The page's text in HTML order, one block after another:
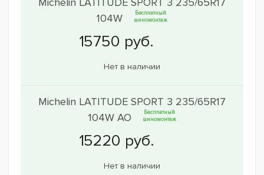
104W
Бесплатный
шиномонтаж
Нет в наличии
Michelin LATITUDE SPORT 3 235/65R17
104W AO
Бесплатный
шиномонтаж
Нет в наличии